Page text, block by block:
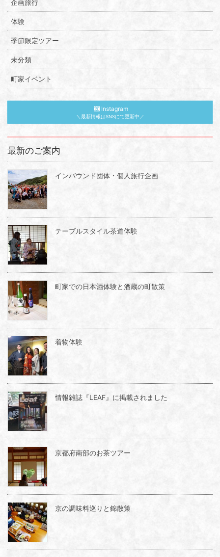
企画旅行
体験
季節限定ツアー
未分類
町家イベント
Instagram
＼最新情報はSNSにて更新中／
最新のご案内
インバウンド団体・個人旅行企画
テーブルスタイル茶道体験
町家での日本酒体験と酒蔵の町散策
着物体験
情報雑誌『LEAF』に掲載されました
京都府南部のお茶ツアー
京の調味料巡りと錦散策